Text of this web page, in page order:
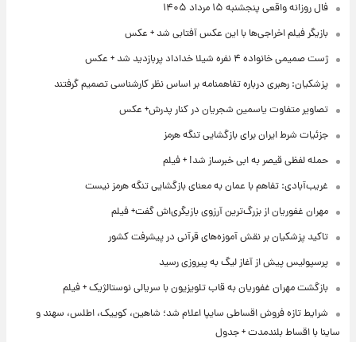
فال روزانه واقعی پنجشنبه ۱۵ مرداد ۱۴۰۵
بازیگر فیلم اخراجی‌ها با این عکس آفتابی شد + عکس
ژست صمیمی خانواده ۴ نفره شیلا خداداد پربازدید شد + عکس
پزشکیان: رهبری درباره تفاهمنامه بر اساس نظر کارشناسی تصمیم گرفتند
تصاویر متفاوت یاسمین شجریان در کنار پدرش+ عکس
جزئیات شرط ایران برای بازگشایی تنگه هرمز
حمله لفظی قیصر به ابی خبرساز شد! + فیلم
غریب‌آبادی: تفاهم با عمان به معنای بازگشایی تنگه هرمز نیست
مهران غفوریان از بزرگ‌ترین آرزوی بازیگری‌اش گفت+ فیلم
تاکید پزشکیان بر نقش آموزه‌های قرآنی در پیشرفت کشور
پرسپولیس پیش از آغاز لیگ به پیروزی رسید
بازگشت مهران غفوریان به قاب تلویزیون با سریالی نوستالژیک + فیلم
شرایط تازه فروش اقساطی سایپا اعلام شد؛ شاهین، کوییک، اطلس، سهند و
ساینا با اقساط بلندمدت + جدول